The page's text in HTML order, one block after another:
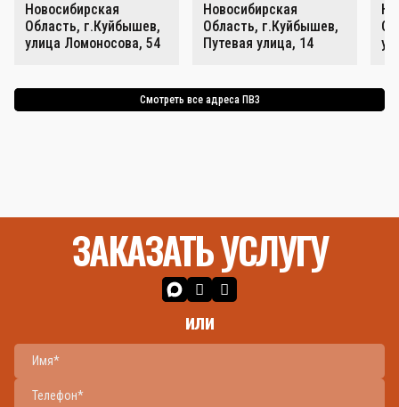
Новосибирская
Область, г.Куйбышев,
улица Ломоносова, 54
Новосибирская
Область, г.Куйбышев,
Путевая улица, 14
Смотреть все адреса ПВЗ
ЗАКАЗАТЬ УСЛУГУ
или